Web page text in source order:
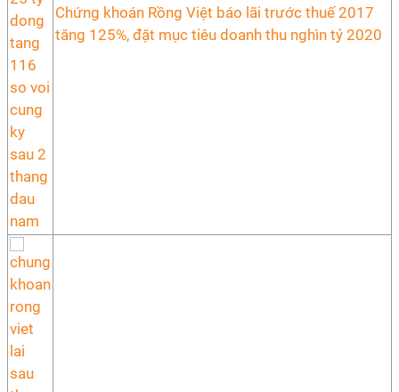
Chứng khoán Rồng Việt báo lãi trước thuế 2017
tăng 125%, đặt mục tiêu doanh thu nghìn tỷ 2020